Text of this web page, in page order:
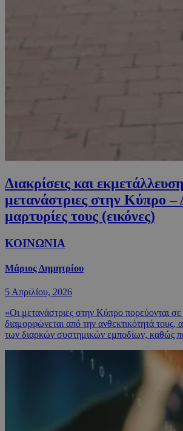
Διακρίσεις και
μετανάστριες στην Κύπρο –
μαρτυρίες τους (εικόνες)
ΚΟΙΝΩΝΙΑ
Μάριος Δημητρίου
5 Απριλίου, 2026
«Οι μετανάστριες στην Κύπρο πορεύονται
διαμορφώνεται από την ανθεκτικότητά τους,
των διαρκών συστημικών εμποδίων, καθώς